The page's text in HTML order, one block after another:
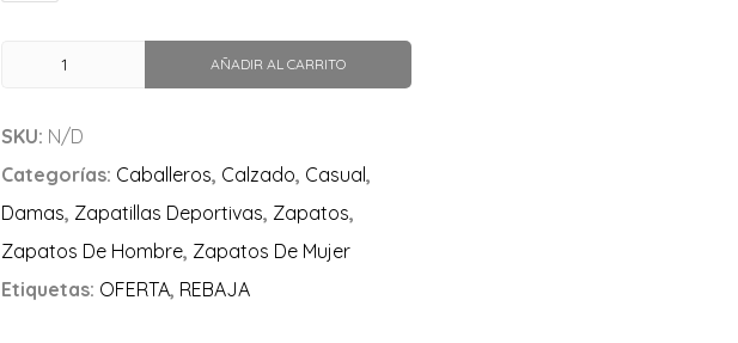
AÑADIR AL CARRITO
SKU: N/D
Categorías: Caballeros, Calzado, Casual,
Damas, Zapatillas Deportivas, Zapatos,
Zapatos De Hombre, Zapatos De Mujer
Etiquetas: OFERTA, REBAJA